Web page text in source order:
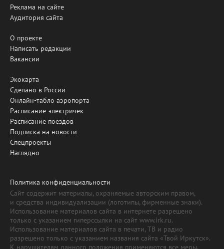
Реклама на сайте
Аудитория сайта
О проекте
Написать редакции
Вакансии
Экокарта
Сделано в России
Онлайн-табло аэропорта
Расписание электричек
Расписание поездов
Подписка на новости
Спецпроекты
Наглядно
Политика конфиденциальности
Сайт содержит материалы, охраняемые авторским правом,
и средства индивидуализации (логотипы, фирменные знаки).
Использование материалов сайта в интернете разрешено
только с указанием гиперссылки на сайт www.irk.ru.
Использование материалов сайта в печати, ТВ и радио
разрешено только с указанием названия сайта «Твой Иркутск».
К нарушителям данного положения применяются все меры,